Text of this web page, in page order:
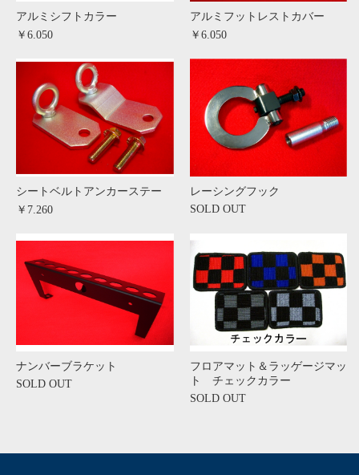
アルミシフトカラー
￥6.050
アルミフットレストカバー
￥6.050
シートベルトアンカーステー
￥7.260
レーシングフック
SOLD OUT
ナンバーブラケット
SOLD OUT
フロアマット＆ラッゲージマッ
ト チェックカラー
SOLD OUT